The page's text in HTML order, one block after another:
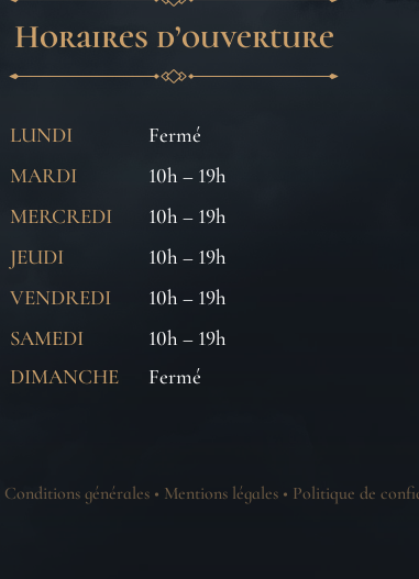
Horaires d’ouverture
LUNDI
Fermé
MARDI
10h – 19h
MERCREDI
10h – 19h
JEUDI
10h – 19h
VENDREDI
10h – 19h
SAMEDI
10h – 19h
DIMANCHE
Fermé
Conditions générales• Mentions légales• Politique de